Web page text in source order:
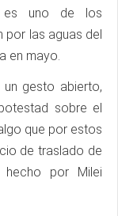
es uno de los
por las aguas del
en mayo.
gesto abierto,
sobre el
que por estos
de traslado de
hecho por Milei